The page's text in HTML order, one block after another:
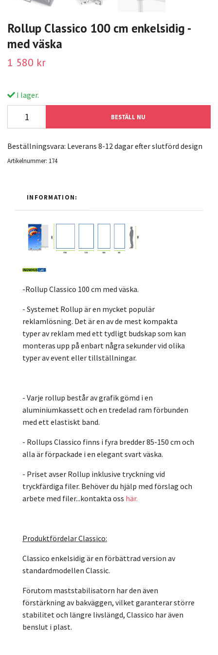
Rollup Classico 100 cm enkelsidig -
med väska
1 580 kr
I lager.
BESTÄLL NU
Beställningsvara: Leverans 8-12 dagar efter slutförd design
Artikelnummer: 174
INFORMATION:
-Rollup Classico 100 cm med väska.
- Systemet Rollup är en mycket populär
reklamlösning. Det är en av de mest kompakta
typer av reklam med ett tydligt budskap som kan
monteras upp på enbart några sekunder vid olika
typer av event eller tillställningar.
- Varje rollup består av grafik gömd i en
aluminiumkassett och en tredelad ram förbunden
med ett elastiskt band.
- Rollups Classico finns i fyra bredder 85-150 cm och
alla är förpackade i en elegant svart väska.
- Priset avser Rollup inklusive tryckning vid
tryckfärdiga filer. Behöver du hjälp med förslag och
arbete med filer...kontakta oss här.
Produktfördelar Classico:
Classico enkelsidig är en förbättrad version av
standardmodellen Classic.
Förutom maststabilisatorn har den även
förstärkning av bakväggen, vilket garanterar större
stabilitet och längre livslängd, Classico har även
benslut i plast.